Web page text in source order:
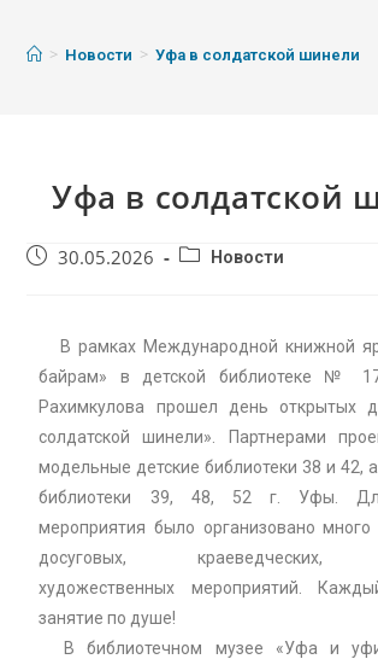
> Новости > Уфа в солдатской шинели
Уфа в солдатской
30.05.2026 Новости
В рамках Международной книжной
байрам» в детской библиотеке №
Рахимкулова прошел день открытых
солдатской шинели». Партнерами
модельные детские библиотеки 38 и 42,
библиотеки 39, 48, 52 г. Уфы.
мероприятия было организовано много
досуговых, краеведческих,
художественных мероприятий.
занятие по душе!
В библиотечном музее «Уфа и